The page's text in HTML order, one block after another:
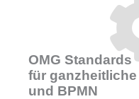
OMG Standards
für
und BPMN